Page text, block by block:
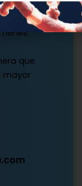
que
mayor